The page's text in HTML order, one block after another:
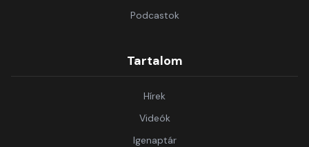
Podcastok
Tartalom
Hírek
Videók
Igenaptár